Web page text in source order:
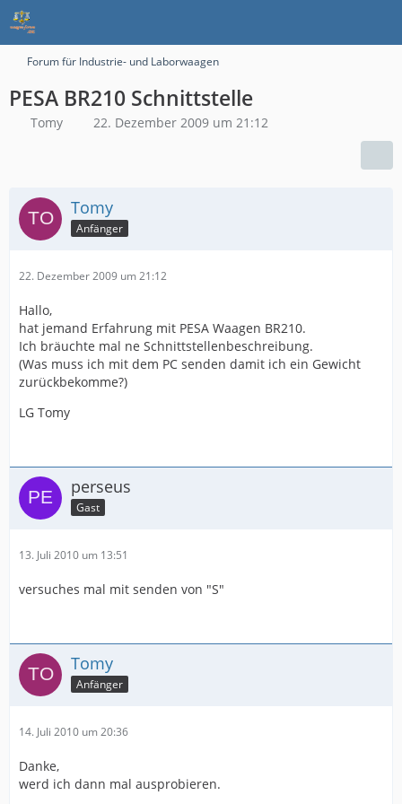
Forum für Industrie- und Laborwaagen
PESA BR210 Schnittstelle
Tomy 22. Dezember 2009 um 21:12
Tomy
Anfänger
22. Dezember 2009 um 21:12
Hallo,
hat jemand Erfahrung mit PESA Waagen BR210.
Ich bräuchte mal ne Schnittstellenbeschreibung.
(Was muss ich mit dem PC senden damit ich ein Gewicht
zurückbekomme?)
LG Tomy
perseus
Gast
13. Juli 2010 um 13:51
versuches mal mit senden von "S"
Tomy
Anfänger
14. Juli 2010 um 20:36
Danke,
werd ich dann mal ausprobieren.